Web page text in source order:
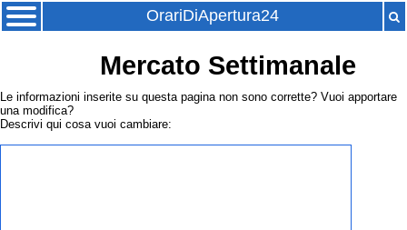
OrariDiApertura24
Mercato Settimanale
Le informazioni inserite su questa pagina non sono corrette? Vuoi apportare
una modifica?
Descrivi qui cosa vuoi cambiare: